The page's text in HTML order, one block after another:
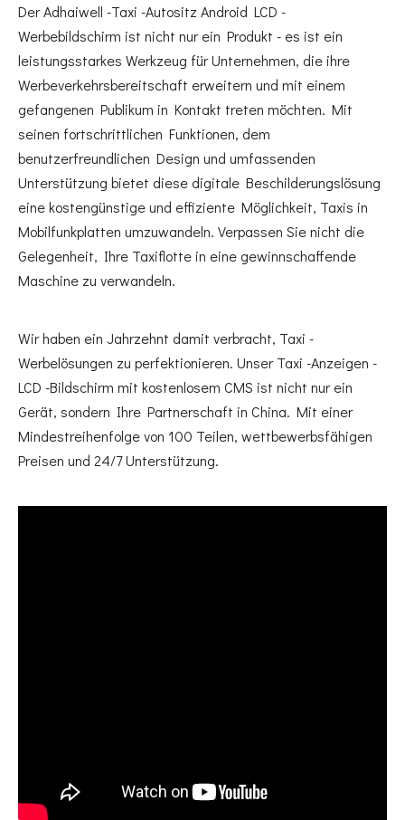
Der Adhaiwell -Taxi -Autositz Android LCD -
Werbebildschirm ist nicht nur ein Produkt - es ist ein
leistungsstarkes Werkzeug für Unternehmen, die ihre
Werbeverkehrsbereitschaft erweitern und mit einem
gefangenen Publikum in Kontakt treten möchten. Mit
seinen fortschrittlichen Funktionen, dem
benutzerfreundlichen Design und umfassenden
Unterstützung bietet diese digitale Beschilderungslösung
eine kostengünstige und effiziente Möglichkeit, Taxis in
Mobilfunkplatten umzuwandeln. Verpassen Sie nicht die
Gelegenheit, Ihre Taxiflotte in eine gewinnschaffende
Maschine zu verwandeln.
Wir haben ein Jahrzehnt damit verbracht, Taxi -
Werbelösungen zu perfektionieren. Unser Taxi -Anzeigen -
LCD -Bildschirm mit kostenlosem CMS ist nicht nur ein
Gerät, sondern Ihre Partnerschaft in China. Mit einer
Mindestreihenfolge von 100 Teilen, wettbewerbsfähigen
Preisen und 24/7 Unterstützung.